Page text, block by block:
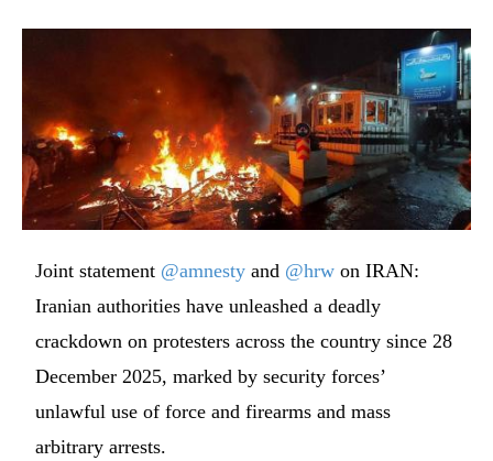
Joint statement @amnesty and @hrw on IRAN:
Iranian authorities have unleashed a deadly
crackdown on protesters across the country since 28
December 2025, marked by security forces’
unlawful use of force and firearms and mass
arbitrary arrests.